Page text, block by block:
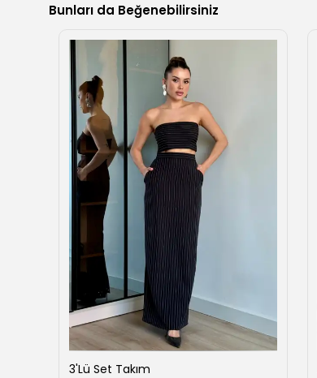
Bunları da Beğenebilirsiniz
3'Lü Set Takım